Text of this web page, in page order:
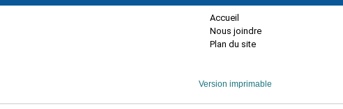
Accueil
Nous joindre
Plan du site
Version imprimable